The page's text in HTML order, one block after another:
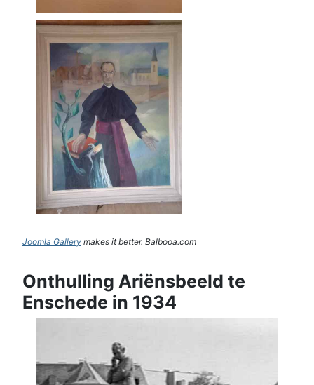
Joomla Gallery makes it better. Balbooa.com
Onthulling Ariënsbeeld te
Enschede in 1934